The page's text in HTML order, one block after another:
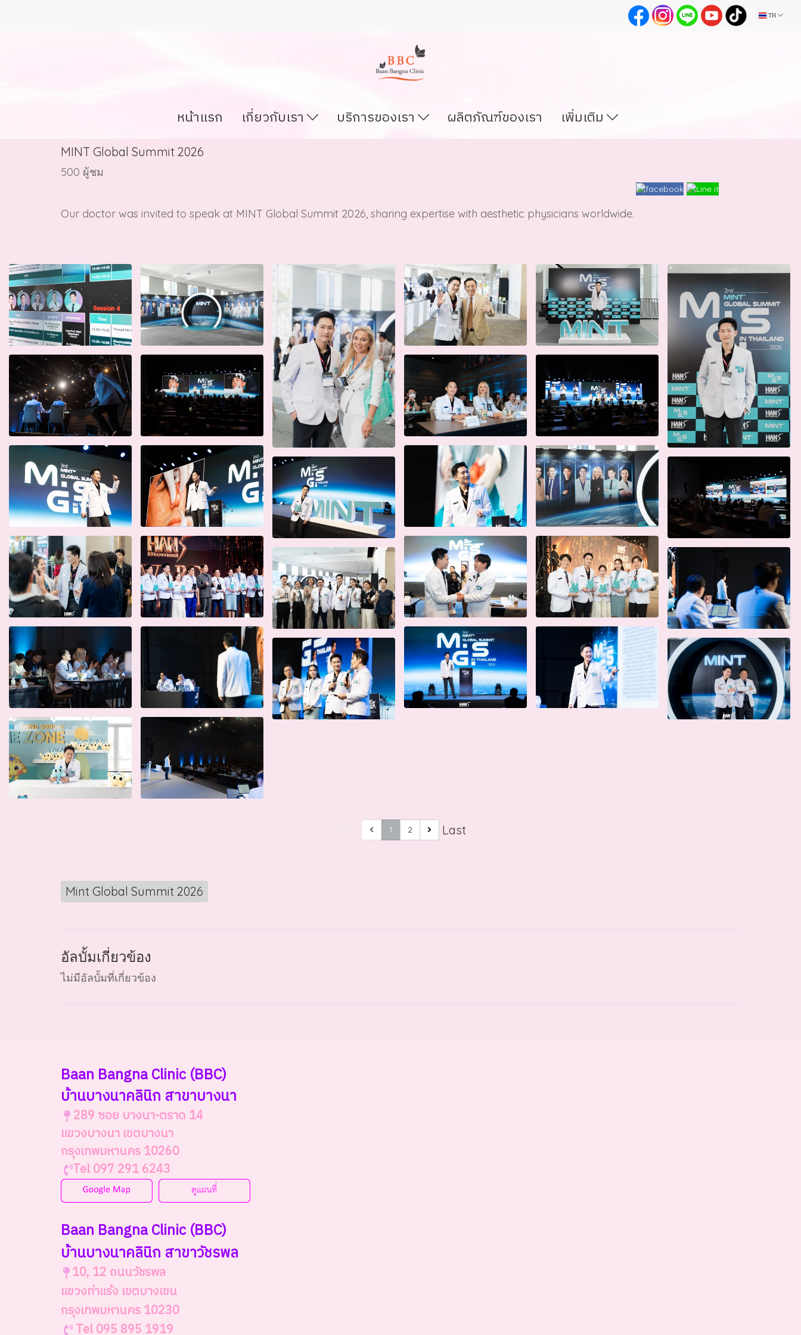
TH
หน้าแรก เกี่ยวกับเรา บริการของเรา ผลิตภัณฑ์ของเรา เพิ่มเติม
MINT Global Summit 2026
500 ผู้ชม
Our doctor was invited to speak at MINT Global Summit 2026, sharing expertise with aesthetic physicians worldwide.
1 2 Last
Mint Global Summit 2026
อัลบั้มเกี่ยวข้อง
ไม่มีอัลบั้มที่เกี่ยวข้อง
Baan Bangna Clinic(BBC)
บ้านบางนาคลินิก สาขาบางนา
289 ซอย บางนา-ตราด 14
แขวงบางนา เขตบางนา
กรุงเทพมหานคร 10260
Tel 097 291 6243
Baan Bangna Clinic (BBC)
บ้านบางนาคลินิก สาขาวัชรพล
10, 12 ถนนวัชรพล
แขวงท่าแร้ง เขตบางเขน
กรุงเทพมหานคร 10230
Tel 095 895 1919